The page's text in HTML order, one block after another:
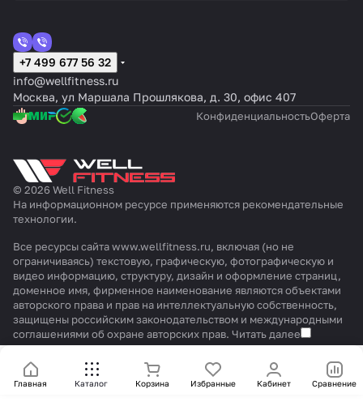
Главная Каталог Корзина Избранные Кабинет Сравнение
+7 499 677 56 32
info@wellfitness.ru
Москва, ул Маршала Прошлякова, д. 30, офис 407
КонфиденциальностьОферта
© 2026 Well Fitness
На информационном ресурсе применяются рекомендательные
технологии.
Все ресурсы сайта www.wellfitness.ru, включая (но не
ограничиваясь) текстовую, графическую, фотографическую и
видео информацию, структуру, дизайн и оформление страниц,
доменное имя, фирменное наименование являются объектами
авторского права и прав на интеллектуальную собственность,
защищены российским законодательством и международными
соглашениями об охране авторских прав. Читать далее